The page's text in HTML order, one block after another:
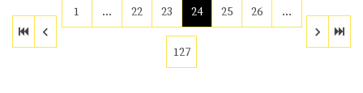
1 … 22 23 24 25 26 …
127